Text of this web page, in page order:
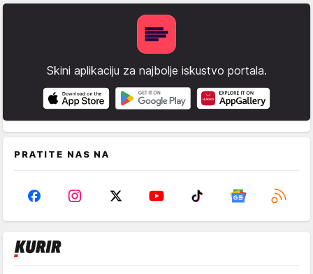
Skini aplikaciju za najbolje iskustvo portala.
PRATITE NAS NA